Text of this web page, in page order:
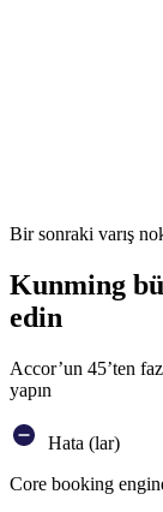
Bir sonraki varış
Kunming
edin
Accor’un 45’ten
yapın
Hata (lar)
Core booking